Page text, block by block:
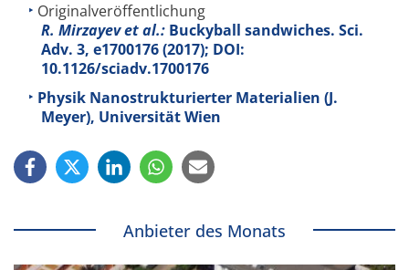
Originalveröffentlichung
R. Mirzayev et al.: Buckyball sandwiches. Sci.
Adv. 3, e1700176 (2017); DOI:
10.1126/sciadv.1700176
Physik Nanostrukturierter Materialien (J.
Meyer), Universität Wien
Anbieter des Monats